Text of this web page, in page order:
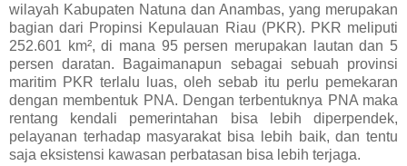
wilayah Kabupaten Natuna dan Anambas, yang merupakan
bagian dari Propinsi Kepulauan Riau (PKR). PKR meliputi
252.601 km², di mana 95 persen merupakan lautan dan 5
persen daratan. Bagaimanapun sebagai sebuah provinsi
maritim PKR terlalu luas, oleh sebab itu perlu pemekaran
dengan membentuk PNA. Dengan terbentuknya PNA maka
rentang kendali pemerintahan bisa lebih diperpendek,
pelayanan terhadap masyarakat bisa lebih baik, dan tentu
saja eksistensi kawasan perbatasan bisa lebih terjaga.